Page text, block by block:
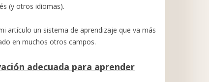
(y otros idiomas).
artículo un sistema de aprendizaje que va más
en muchos otros campos.
adecuada para aprender